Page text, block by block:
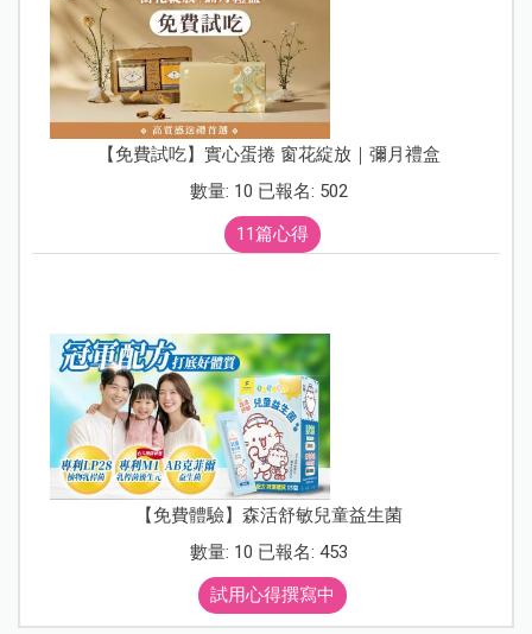
【免費試吃】實心蛋捲 窗花綻放｜彌月禮盒
數量: 10 已報名: 502
11篇心得
【免費體驗】森活舒敏兒童益生菌
數量: 10 已報名: 453
試用心得撰寫中